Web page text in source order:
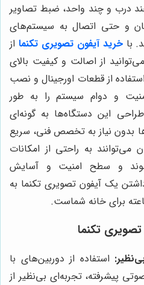
درب و چند واحد، ضبط تصاویر
و حتی اتصال به سیستم‌های
باخرید آیفون تصویری تکنما از
از اصالت و کیفیت بالای
از قطعات اورجینال و نصب
و دوام سیستم را به طور
این دستگاه‌ها به گونه‌ای
بدون نیاز به تخصص فنی، سریع
می‌توانند به راحتی از امکانات
شوند و سطح امنیت و آسایش
یک آیفون تصویری تکنما به
تکنما
استفاده از دوربین‌های با
پیشرفته، تجربه‌ای بی‌نظیر از